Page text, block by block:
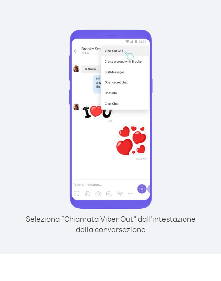
Seleziona “Chiamata Viber Out” dall’intestazione
della conversazione